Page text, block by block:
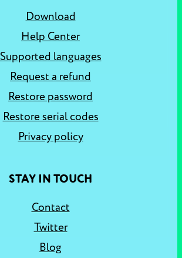
Download
Help Center
Supported languages
Request a refund
Restore password
Restore serial codes
Privacy policy
STAY IN TOUCH
Contact
Twitter
Blog